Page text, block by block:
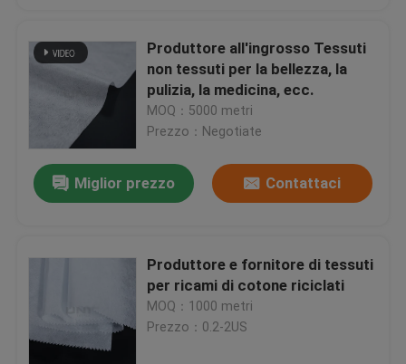
Produttore all'ingrosso Tessuti
non tessuti per la bellezza, la
pulizia, la medicina, ecc.
MOQ：5000 metri
Prezzo：Negotiate
Miglior prezzo Contattaci
Produttore e fornitore di tessuti
per ricami di cotone riciclati
MOQ：1000 metri
Prezzo：0.2-2US